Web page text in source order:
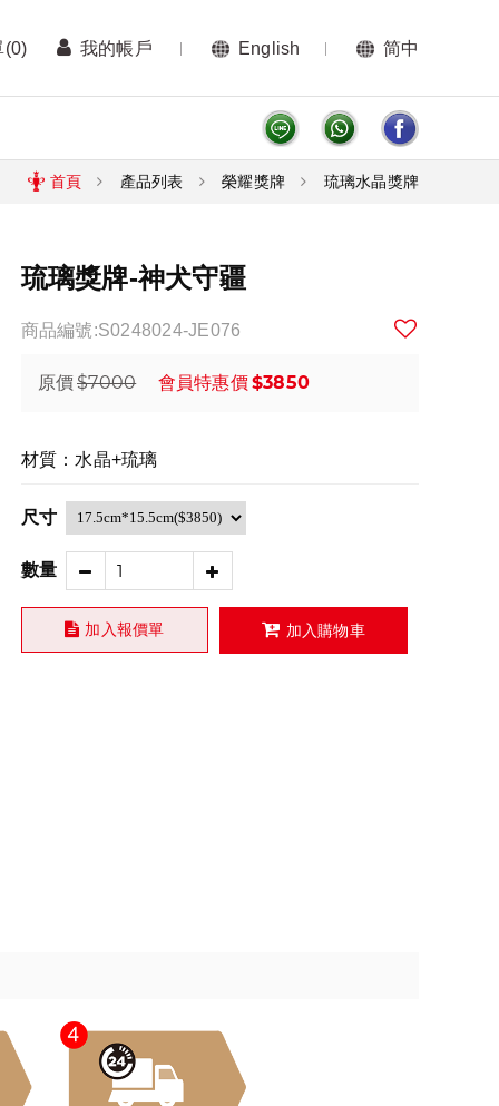
(0) 我的帳戶 English 简中
首頁 產品列表 榮耀獎牌 琉璃水晶獎牌
琉璃獎牌-神犬守疆
商品編號:S0248024-JE076
原價$7000 會員特惠價$3850
材質：水晶+琉璃
尺寸
數量
加入報價單 加入購物車